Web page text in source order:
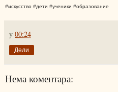
#искусство #дети #ученики #образование
у 00:24
Дели
Нема коментара: